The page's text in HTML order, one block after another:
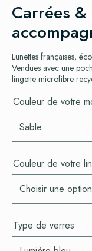
Carrées
Lunettes françaises,
Vendues avec une
lingette microfibre
Couleur de votre
Couleur de votre
Type de verres